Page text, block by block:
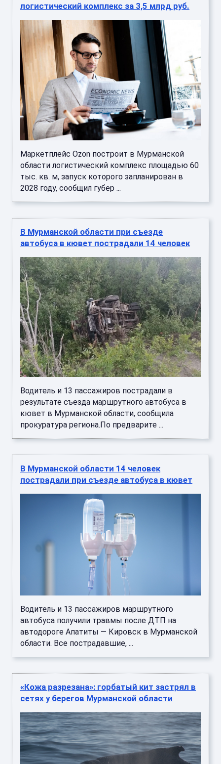
логистический комплекс за 3,5 млрд руб.
Маркетплейс Ozon построит в Мурманской
области логистический комплекс площадью 60
тыс. кв. м, запуск которого запланирован в
2028 году, сообщил губер ...
В Мурманской области при съезде
автобуса в кювет пострадали 14 человек
Водитель и 13 пассажиров пострадали в
результате съезда маршрутного автобуса в
кювет в Мурманской области, сообщила
прокуратура региона.По предварите ...
В Мурманской области 14 человек
пострадали при съезде автобуса в кювет
Водитель и 13 пассажиров маршрутного
автобуса получили травмы после ДТП на
автодороге Апатиты — Кировск в Мурманской
области. Все пострадавшие, ...
«Кожа разрезана»: горбатый кит застрял в
сетях у берегов Мурманской области